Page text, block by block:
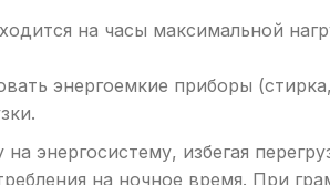
на часы максимальной
энергоемкие приборы (стирка,
энергосистему, избегая
на ночное время. При